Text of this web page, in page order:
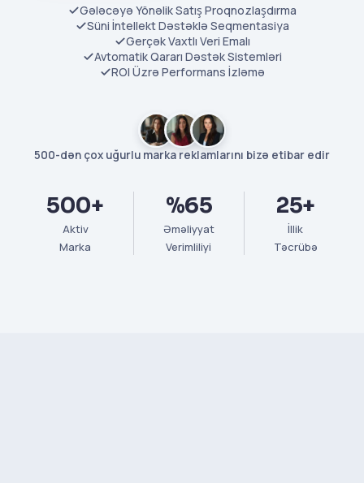
Gələcəyə Yönəlik Satış Proqnozlaşdırma
Süni İntellekt Dəstəklə Seqmentasiya
Gerçək Vaxtlı Veri Emalı
Avtomatik Qararı Dəstək Sistemləri
ROI Üzrə Performans İzləmə
500-dən çox uğurlu marka reklamlarını bizə etibar edir
500+
Aktiv
Marka
%65
Əməliyyat
Verimliliyi
25+
İllik
Təcrübə